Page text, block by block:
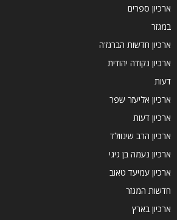
ארכיון ספרים
במגזר
ארכיון חדשות הברנז'ה
ארכיון נקודה יהודית
דעות
ארכיון אליעזר שפר
ארכיון דעות
ארכיון הרב שינוולד
ארכיון נעמה בן גיגי
ארכיון עמיעד טאוב
חדשות המגזר
ארכיון בארץ